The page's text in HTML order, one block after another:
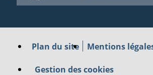
Plan du site Mentions
Gestion des cookies